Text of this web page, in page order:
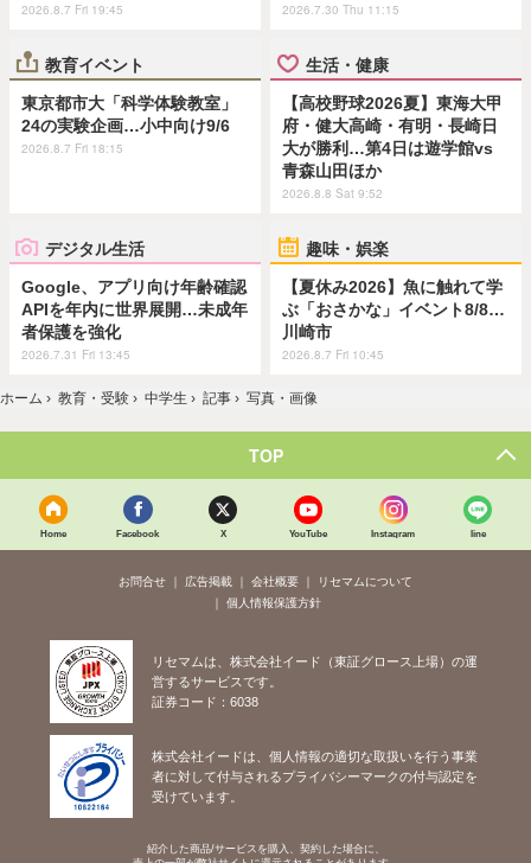
2026.8.7 Fri 19:45 2026.7.30 Thu 11:15
教育イベント
東京都市大「科学体験教室」
24の実験企画…小中向け9/6
2026.8.7 Fri 18:15
生活・健康
【高校野球2026夏】東海大甲
府・健大高崎・有明・長崎日
大が勝利…第4日は遊学館vs
青森山田ほか
2026.8.8 Sat 9:52
デジタル生活
Google、アプリ向け年齢確認
APIを年内に世界展開…未成年
者保護を強化
2026.7.31 Fri 13:45
趣味・娯楽
【夏休み2026】魚に触れて学
ぶ「おさかな」イベント8/8…
川崎市
2026.8.7 Fri 10:45
ホーム › 教育・受験 › 中学生 › 記事 › 写真・画像
TOP
Home Facebook X YouTube Instagram line
お問合せ 広告掲載 会社概要
リセマムについて
個人情報保護方針
リセマムは、株式会社イード（東証グロース上場）の運
営するサービスです。
証券コード：6038
株式会社イードは、個人情報の適切な取扱いを行う事業
者に対して付与されるプライバシーマークの付与認定を
受けています。
紹介した商品/サービスを購入、契約した場合に、